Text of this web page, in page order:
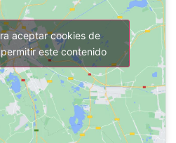
aceptar cookies de
este contenido